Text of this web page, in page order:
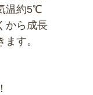
温約5℃
から成長
す。